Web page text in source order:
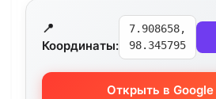
📍
Координаты:
7.908658,
98.345795
Открыть в